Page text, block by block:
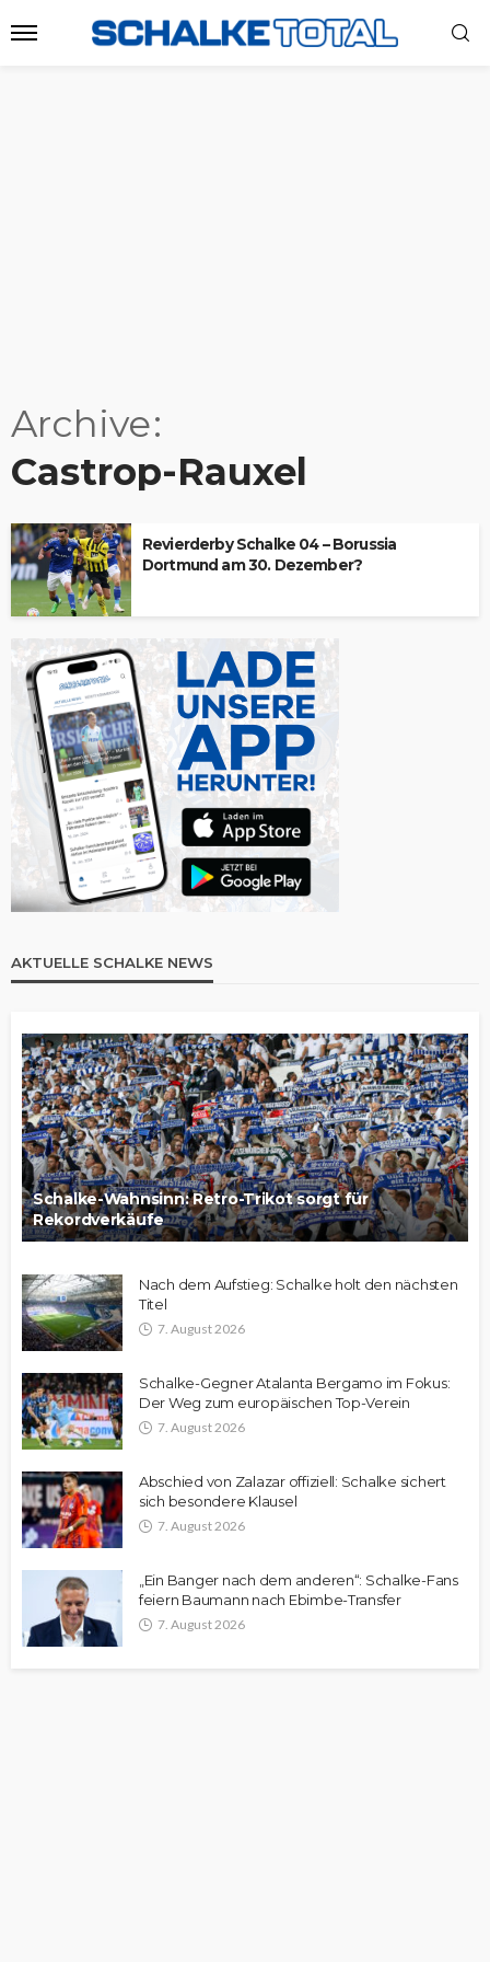
Archive
Castrop-Rauxel
Revierderby Schalke 04 – Borussia
Dortmund am 30. Dezember?
AKTUELLE SCHALKE NEWS
Schalke-Wahnsinn: Retro-Trikot sorgt für
Rekordverkäufe
Nach dem Aufstieg: Schalke holt den nächsten
Titel
7. August 2026
Schalke-Gegner Atalanta Bergamo im Fokus:
Der Weg zum europäischen Top-Verein
7. August 2026
Abschied von Zalazar offiziell: Schalke sichert
sich besondere Klausel
7. August 2026
„Ein Banger nach dem anderen“: Schalke-Fans
feiern Baumann nach Ebimbe-Transfer
7. August 2026